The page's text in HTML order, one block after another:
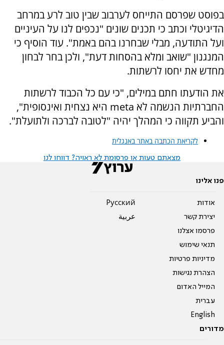
בפוסט שפרסם התייחס לערבוב שבין טוב לרע במרחב
הדיגיטלי וכתב כי תכנים שונים "נכפים לנו על העיניים
ועל התודעה, מבלי שבחרנו בהם באמת". עוד הוסיף כי
המנגנון "שואב ומלא בהסחות דעת", ולכן בחר לבחון
מחדש את יחסו לרשתות.
את הודעתו חתם במילים, "כי עם כל הכבוד לרשתות
החברתיות הנשמה לא meta היא נצחית ואינסופית",
והביע תקווה כי המהלך יהיה "לטובה לברכה ולתועלת".
לקריאת הכתבה באתר באנגלית
מצאתם טעות או פרסומת לא ראויה? דווחו לנו
פנו אלינו
אודות
יצירת קשר
פרסמו אצלנו
תנאי שימוש
מדיניות פרטיות
הצהרת נגישות
המייל האדום
עברית
English
Pусский
عربية
מדורים